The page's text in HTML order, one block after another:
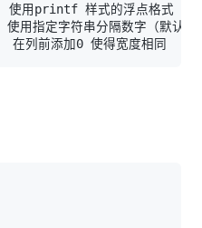
用指定字符串分隔数字（默认使